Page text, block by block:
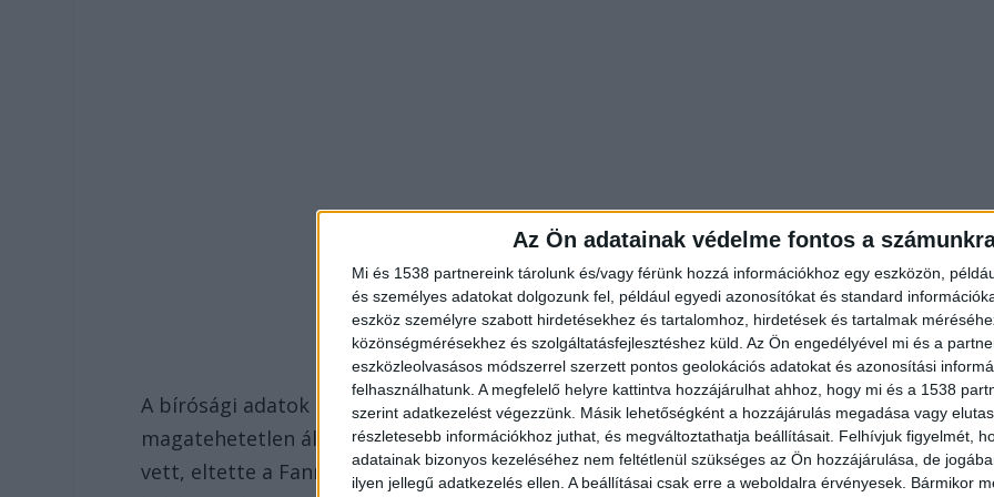
Az Ön adatainak védelme fontos a
Mi és 1538 partnereink tárolunk és/vagy férünk hozzá információkhoz egy eszközön,
és személyes adatokat dolgozunk fel, például egyedi azonosítókat és standard
eszköz személyre szabott hirdetésekhez és tartalomhoz, hirdetések és tartalmak
közönségmérésekhez és szolgáltatásfejlesztéshez küld. Az Ön engedélyével mi és a
eszközleolvasásos módszerrel szerzett pontos geolokációs adatokat és azonosítási
felhasználhatunk. A megfelelő helyre kattintva hozzájárulhat ahhoz, hogy mi és a 1538
szerint adatkezelést végezzünk. Másik lehetőségként a hozzájárulás megadása vagy
részletesebb információkhoz juthat, és megváltoztathatja beállításait. Felhívjuk figyelmét,
adatainak bizonyos kezeléséhez nem feltétlenül szükséges az Ön hozzájárulása, de
ilyen jellegű adatkezelés ellen. A beállításai csak erre a weboldalra érvényesek. Bármikor
A bírósági adatok szerint ezt követőn addig verte az otthonában, amíg a vérző VV Fanni
magatehetetlen állapotba nem került. Ezt követően B. László több értéktárgyat
vett, eltette a Fanni okmányait, illetve olyan dolgokat, amelyekkel azt a látszatot